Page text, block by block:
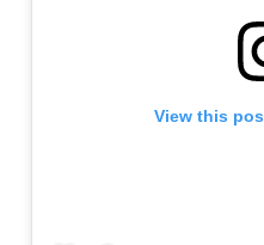
View this